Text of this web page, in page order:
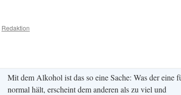
Redaktion
Mit dem Alkohol ist das so eine Sache: Was der eine
normal hält, erscheint dem anderen als zu viel und